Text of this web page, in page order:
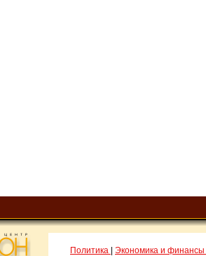
Политика Экономика и финансы